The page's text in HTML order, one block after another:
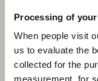
Processing of
When people visit
us to evaluate the
collected for the
measurement, for